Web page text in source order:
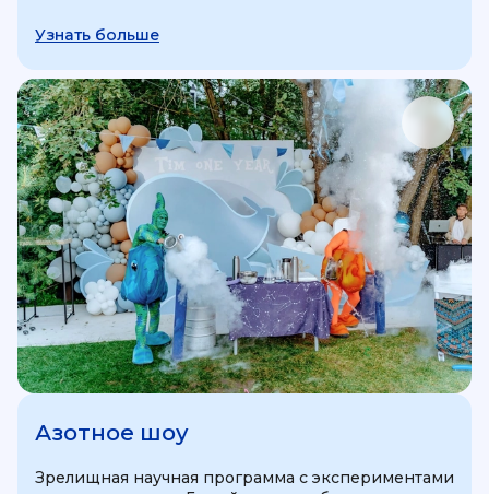
Узнать больше
Азотное шоу
Зрелищная научная программа с экспериментами